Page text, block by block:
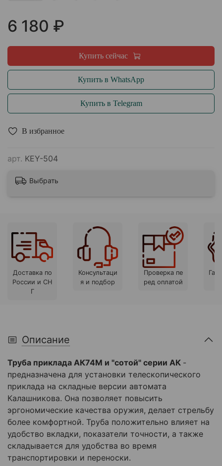
В избранное
арт. KEY-504
6 180 ₽
Купить сейчас
Купить в WhatsApp
Купить в Telegram
Выбрать
Доставка по
России и СН
Г
Консультаци
я и подбор
Проверка пе
ред оплатой
Описание
Труба приклада АК74М и "сотой" серии АК -
предназначена для установки телескопического
приклада на складные версии автомата
Калашникова. Она позволяет повысить
эргономические качества оружия, делает стрельбу
более комфортной. Труба положительно влияет на
удобство вкладки, показатели точности, а также
складывается для удобства во время
транспортировки и переноски.